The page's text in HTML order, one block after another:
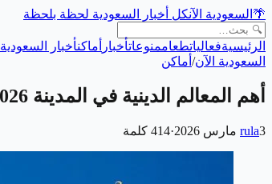
🌴 السعودية الآنكل أخبار السعودية لحظة بلحظة
الرئيسيةفعالياتطعاممنوعاتأخبار أماكنأخبار السعودية
السعودية الآن/ أماكن
أهم المعالم الدينية في المدينة 2026
rula3 مارس 2026 ·
414 كلمة